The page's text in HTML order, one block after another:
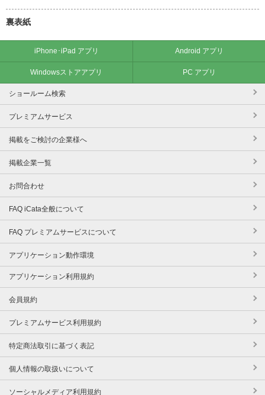
裏表紙
iPhone･iPad アプリ Android アプリ
Windowsストアアプリ PC アプリ
ショールーム検索
プレミアムサービス
掲載をご検討の企業様へ
掲載企業一覧
お問合わせ
FAQ iCata全般について
FAQ プレミアムサービスについて
アプリケーション動作環境
アプリケーション利用規約
会員規約
プレミアムサービス利用規約
特定商法取引に基づく表記
個人情報の取扱いについて
ソーシャルメディア利用規約